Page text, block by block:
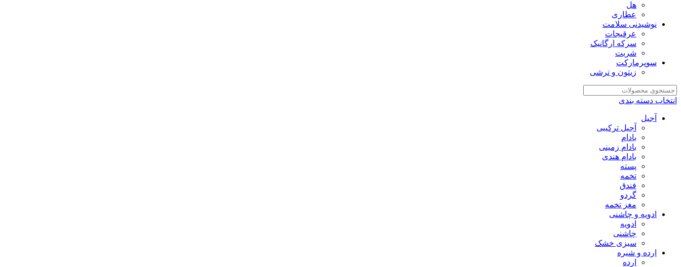
هل
عطاری
نوشیدنی سلامت
عرقیجات
سرکه ارگانیک
شربت
سوپرمارکت
زیتون و ترشی
انتخاب دسته بندی
آجیل
آجیل ترکیبی
بادام
بادام زمینی
بادام هندی
پسته
تخمه
فندق
گردو
مغز تخمه
ادویه و چاشنی
ادویه
چاشنی
سبزی خشک
ارده و شیره
ارده